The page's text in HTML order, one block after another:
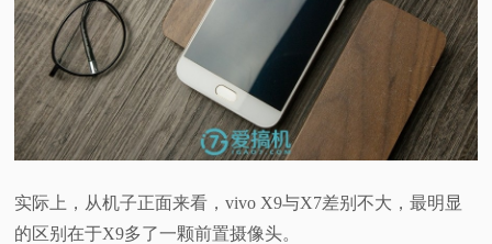
实际上，从机子正面来看，vivo X9与X7差别不大，最明显
的区别在于X9多了一颗前置摄像头。